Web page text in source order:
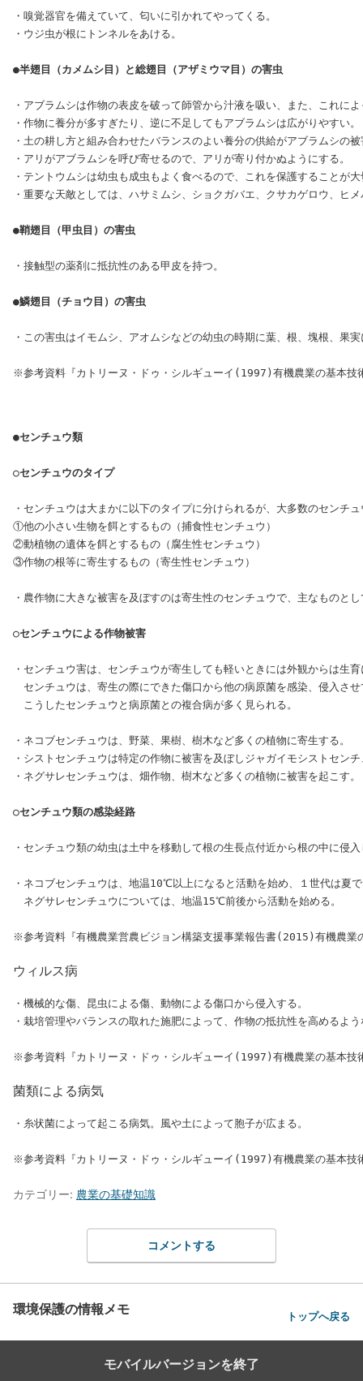
・嗅覚器官を備えていて、匂いに引かれてやってくる。
・ウジ虫が根にトンネルをあける。
●半翅目（カメムシ目）と総翅目（アザミウマ目）の害虫
・アブラムシは作物の表皮を破って師管から汁液を吸い、また、これに
・作物に養分が多すぎたり、逆に不足してもアブラムシは広がりやすい。
・土の耕し方と組み合わせたバランスのよい養分の供給がアブラムシの
・アリがアブラムシを呼び寄せるので、アリが寄り付かぬようにする。
・テントウムシは幼虫も成虫もよく食べるので、これを保護することが大
・重要な天敵としては、ハサミムシ、ショクガバエ、クサカゲロウ、ヒ
●鞘翅目（甲虫目）の害虫
・接触型の薬剤に抵抗性のある甲皮を持つ。
●鱗翅目（チョウ目）の害虫
・この害虫はイモムシ、アオムシなどの幼虫の時期に葉、根、塊根、果
●センチュウ類
○センチュウのタイプ
・センチュウは大まかに以下のタイプに分けられるが、大多数のセンチ
①他の小さい生物を餌とするもの（捕食性センチュウ）
②動植物の遺体を餌とするもの（腐生性センチュウ）
③作物の根等に寄生するもの（寄生性センチュウ）
・農作物に大きな被害を及ぼすのは寄生性のセンチュウで、主なものと
○センチュウによる作物被害
・センチュウ害は、センチュウが寄生しても軽いときには外観からは生
センチュウは、寄生の際にできた傷口から他の病原菌を感染、侵入さ
こうしたセンチュウと病原菌との複合病が多く見られる。
・ネコブセンチュウは、野菜、果樹、樹木など多くの植物に寄生する。
・シストセンチュウは特定の作物に被害を及ぼしジャガイモシストセン
・ネグサレセンチュウは、畑作物、樹木など多くの植物に被害を起こす。
○センチュウ類の感染経路
・センチュウ類の幼虫は土中を移動して根の生長点付近から根の中に侵
・ネコブセンチュウは、地温10℃以上になると活動を始め、１世代は
ネグサレセンチュウについては、地温15℃前後から活動を始める。
ウィルス病
・機械的な傷、昆虫による傷、動物による傷口から侵入する。
・栽培管理やバランスの取れた施肥によって、作物の抵抗性を高めるよ
菌類による病気
・糸状菌によって起こる病気。風や土によって胞子が広まる。
カテゴリー: 農業の基礎知識
コメントする
環境保護の情報メモ トップへ戻る
モバイルバージョンを終了